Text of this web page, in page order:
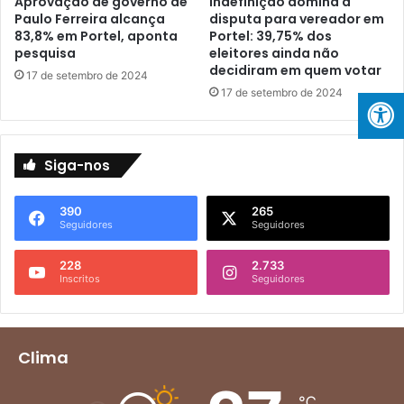
a
r
d
e
s
n
v
o
l
v
e
d
P
e
i
r
a
l
d
e
a
c
7
,
6
%
o
Paulo Ferreira alcança
83,8% em Portel, aponta
pesquisa
17 de setembro de 2024
disputa para vereador em
Portel: 39,75% dos
eleitores ainda não
decidiram em quem votar
17 de setembro de 2024
Siga-nos
390
Seguidores
265
Seguidores
228
Inscritos
2.733
Seguidores
Clima